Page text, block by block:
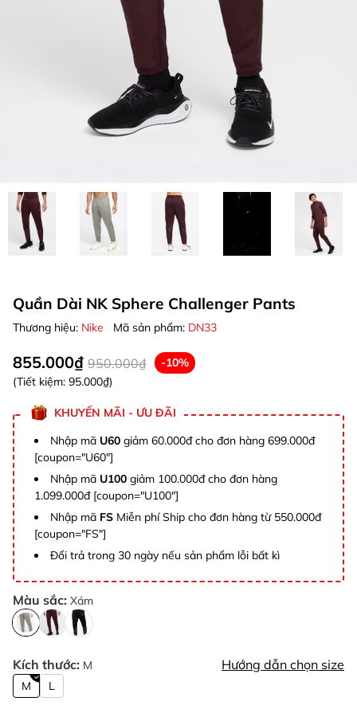
Quần Dài NK Sphere Challenger Pants
Thương hiệu: Nike Mã sản phẩm: DN33
855.000₫ 950.000₫
-10%
(Tiết kiệm: 95.000₫)
KHUYẾN MÃI - ƯU ĐÃI
Nhập mã U60 giảm 60.000đ cho đơn hàng 699.000đ
[coupon="U60"]
Nhập mã U100 giảm 100.000đ cho đơn hàng
1.099.000đ [coupon="U100"]
Nhập mã FS Miễn phí Ship cho đơn hàng từ 550.000đ
[coupon="FS"]
Đổi trả trong 30 ngày nếu sản phẩm lỗi bất kì
Màu sắc: Xám
Kích thước: M Hướng dẫn chọn size
M L